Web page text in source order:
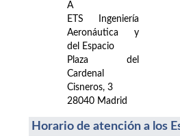
A
ETS Ingeniería
Aeronáutica y
del Espacio
Plaza del
Cardenal
Cisneros, 3
28040 Madrid
Horario de atención a los